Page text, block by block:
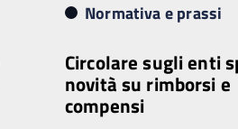
Normativa e prassi
Circolare sugli enti
novità su rimborsi e
compensi